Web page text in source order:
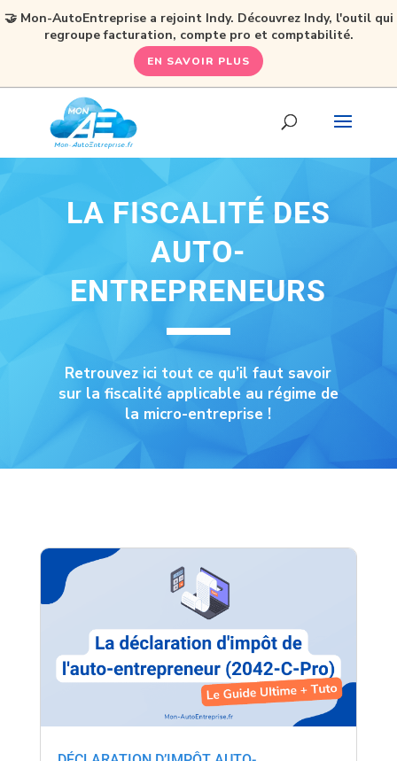
LA FISCALITÉ DES
AUTO-
ENTREPRENEURS
Retrouvez ici tout ce qu’il faut savoir
sur la fiscalité applicable au régime de
la micro-entreprise !
🤝 Mon-AutoEntreprise a rejoint Indy. Découvrez Indy, l'outil qui
regroupe facturation, compte pro et comptabilité.
EN SAVOIR PLUS